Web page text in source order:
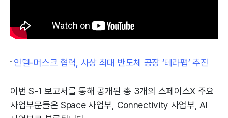
인텔-머스크 협력, 사상 최대 반도체 공장 ‘테라팹’ 추진
이번 S-1 보고서를 통해 공개된 총 3개의 스페이스X 주요
사업부문들은 Space 사업부, Connectivity 사업부, AI